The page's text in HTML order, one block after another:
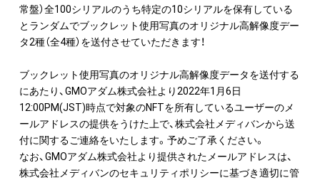
常盤）全100シリアルのうち特定の10シリアルを保有している
とランダムでブックレット使用写真のオリジナル高解像度デー
タ2種（全4種）を送付させていただきます！
ブックレット使用写真のオリジナル高解像度データを送付する
にあたり、GMOアダム株式会社より2022年1月6日
12:00PM(JST)時点で対象のNFTを所有しているユーザーのメ
ールアドレスの提供をうけた上で、株式会社メディバンから送
付に関するご連絡をいたします。予めご了承ください。
なお、GMOアダム株式会社より提供されたメールアドレスは、
株式会社メディバンのセキュリティポリシーに基づき適切に管